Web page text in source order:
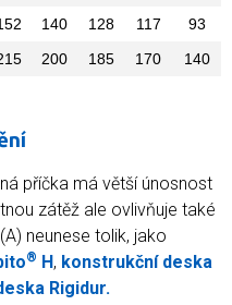
140 128 117
93
200 185 170 140
příčka má větší únosnost
zátěž ale ovlivňuje také
neunese tolik, jako
® H, konstrukční deska
Rigidur.